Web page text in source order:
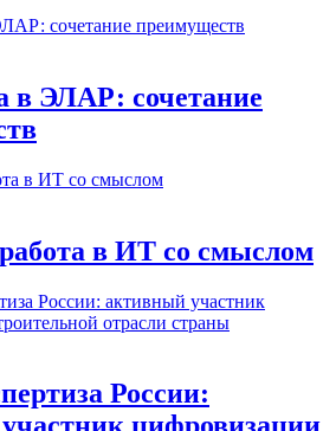
в ЭЛАР: сочетание
в ИТ со смыслом
России: